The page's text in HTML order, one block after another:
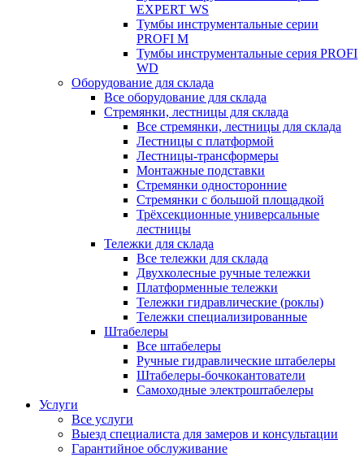
EXPERT WS
Тумбы инструментальные серии
PROFI M
Тумбы инструментальные серия PROFI
WD
Оборудование для склада
Все оборудование для склада
Стремянки, лестницы для склада
Все стремянки, лестницы для склада
Лестницы с платформой
Лестницы-трансформеры
Монтажные подставки
Стремянки односторонние
Стремянки с большой площадкой
Трёхсекционные универсальные
лестницы
Тележки для склада
Все тележки для склада
Двухколесные ручные тележки
Платформенные тележки
Тележки гидравлические (роклы)
Тележки специализированные
Штабелеры
Все штабелеры
Ручные гидравлические штабелеры
Штабелеры-бочкокантователи
Самоходные электроштабелеры
Услуги
Все услуги
Выезд специалиста для замеров и консультации
Гарантийное обслуживание